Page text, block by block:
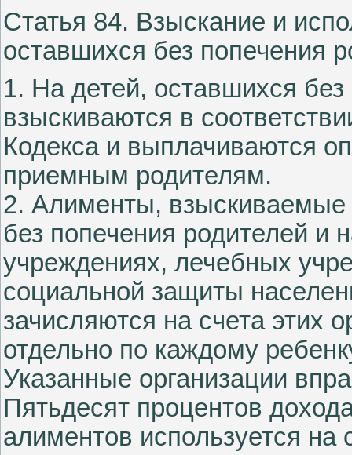
Статья 84. Взыскание и
оставшихся без попечения
1. На детей, оставшихся
взыскиваются в
Кодекса и выплачиваются
приемным родителям.
2. Алименты, взыскиваемые
без попечения родителей и
учреждениях, лечебных
социальной защиты
зачисляются на счета этих
отдельно по каждому
Указанные организации
Пятьдесят процентов
алиментов используется